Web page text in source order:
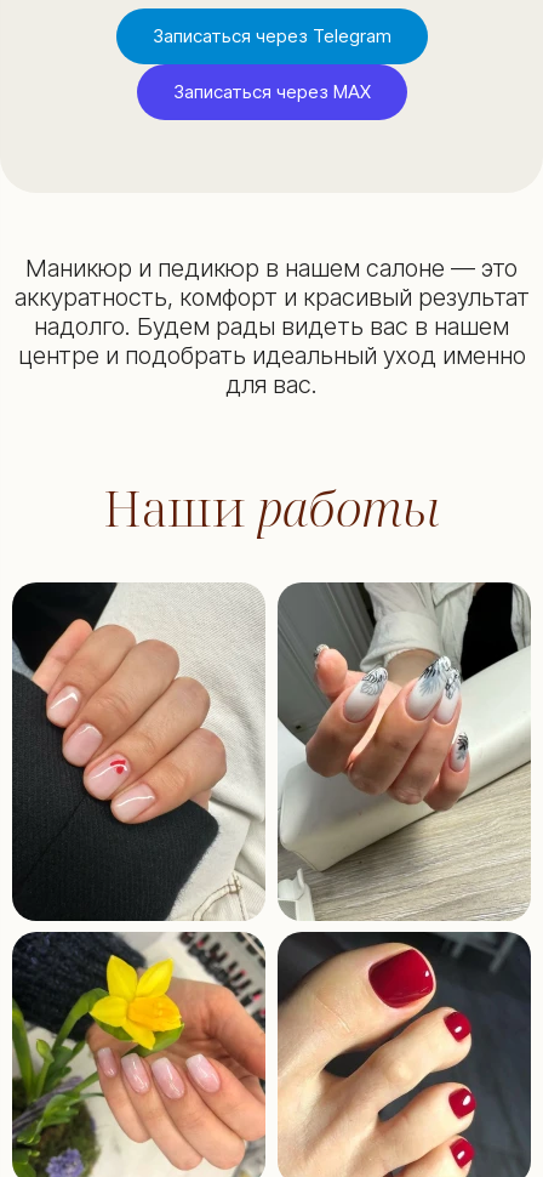
Записаться через Telegram
Записаться через MAX
Маникюр и педикюр в нашем салоне — это
аккуратность, комфорт и красивый результат
надолго. Будем рады видеть вас в нашем
центре и подобрать идеальный уход именно
для вас.
Наши работы